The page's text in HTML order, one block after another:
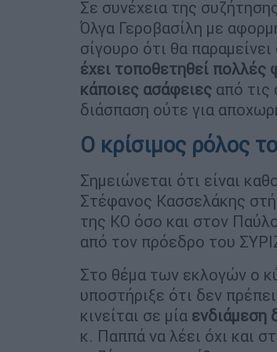
Σε συνέχεια της
Όλγα Γεροβασίλη με
σίγουρο ότι θα
έχει τοποθετηθεί πολλές
κάποιες ασάφειες από τις
διάσπαση ούτε για
Ο κρίσιμος ρόλος
Σημειώνεται ότι είναι
Στέφανος Κασσελάκης
της ΚΟ όσο και στον
από τον πρόεδρο του
Στο θέμα των εκλογών ο
υποστήριξε ότι δεν
κινείται σε μία ενδιάμεση
κ. Παππά να λέει όχι και